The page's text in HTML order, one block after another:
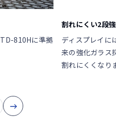
810Hに準拠
割れにくい2段
ディスプレイに
来の強化ガラス
割れにくくなり